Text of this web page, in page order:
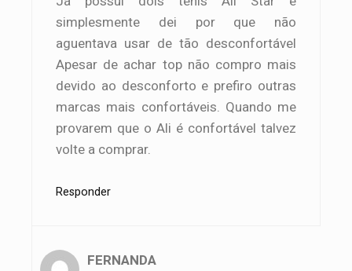
simplesmente dei por que não
aguentava usar de tão desconfortável
Apesar de achar top não compro mais
devido ao desconforto e prefiro outras
marcas mais confortáveis. Quando me
provarem que o Ali é confortável talvez
volte a comprar.
Responder
FERNANDA